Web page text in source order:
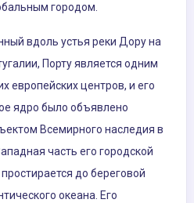
городом.
вдоль устья реки Дору на
Порту является одним
европейских центров, и его
ядро ​​было объявлено
Всемирного наследия в
часть его городской
до береговой
океана. Его